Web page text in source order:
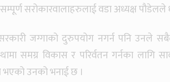
सरोकारवालाहरुलाई वडा अध्यक्ष पौडेलले
जग्गाको दुरुपयोग नगर्न पनि उनले
समग्र विकास र परिर्वतन गर्नका लागि
भएको उनको भनाई छ ।